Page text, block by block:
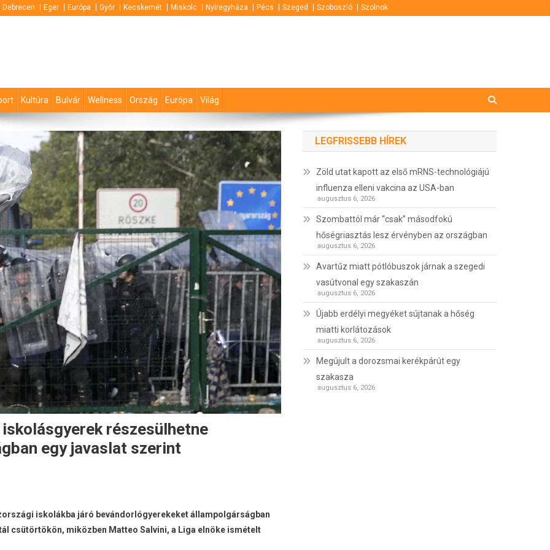
Debrecen Eger Európa Győr Kecskemét Miskolc Nyíregyháza Pécs Szeged Szoboszló Szolnok
Kultúra Bulvár Wellness Ország Európa Világ
részesülhetne
egy javaslat szerint
iskolákba járó bevándorlógyerekeket állampolgárságban
csütörtökön, miközben Matteo Salvini, a Liga elnöke ismételt
LEGFRISSEBB HÍREK
Zöld utat kapott az első mRNS-technológiájú
influenza elleni vakcina az USA-ban
augusztus 6, 2026
Szombattól már “csak” másodfokú
hőségriasztás lesz érvényben az országban
augusztus 6, 2026
Avartűz miatt pótlóbuszok járnak a szegedi
vasútvonal egy szakaszán
augusztus 6, 2026
Újabb erdélyi megyéket sújtanak a hőség
miatti korlátozások
augusztus 6, 2026
Megújult a dorozsmai kerékpárút egy
szakasza
augusztus 6, 2026